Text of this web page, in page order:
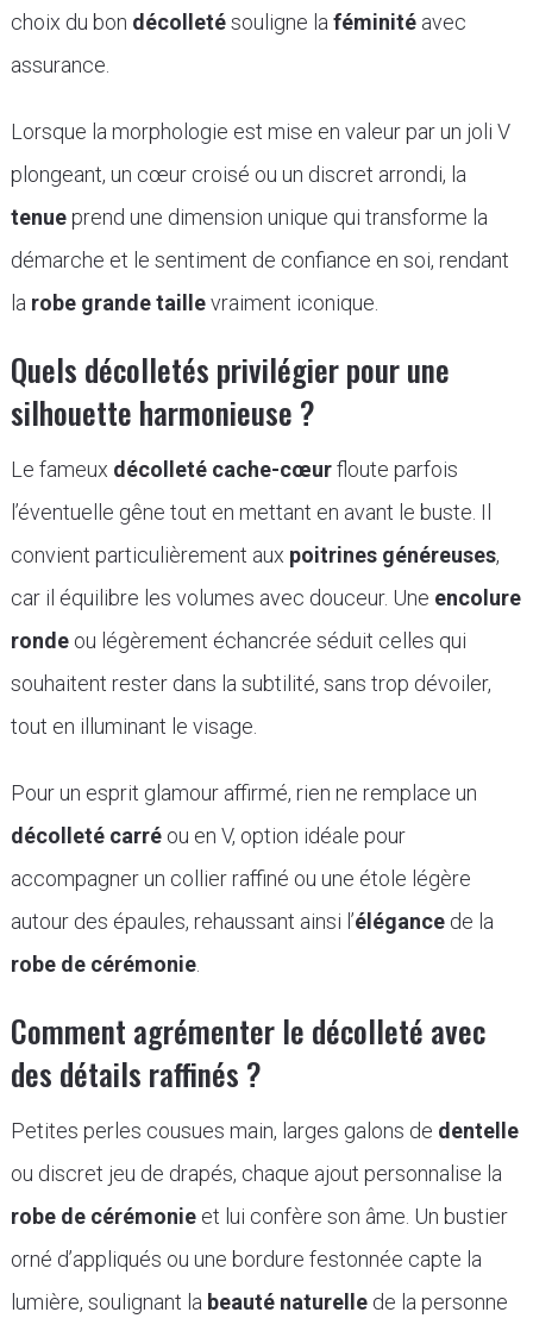
choix du bon décolletésouligne la féminitéavec
assurance.
Lorsque la morphologie est mise en valeur par un joli V
plongeant, un cœur croisé ou un discret arrondi, la
tenueprend une dimension unique qui transforme la
démarche et le sentiment de confiance en soi, rendant
la robe grande taillevraiment iconique.
Quels décolletés privilégier pour une
silhouette harmonieuse ?
Le fameux décolleté cache-cœurfloute parfois
l’éventuelle gêne tout en mettant en avant le buste. Il
convient particulièrement aux poitrines généreuses,
car il équilibre les volumes avec douceur. Une encolure
rondeou légèrement échancrée séduit celles qui
souhaitent rester dans la subtilité, sans trop dévoiler,
tout en illuminant le visage.
Pour un esprit glamour affirmé, rien ne remplace un
décolleté carréou en V, option idéale pour
accompagner un collier raffiné ou une étole légère
autour des épaules, rehaussant ainsi l’élégancede la
robe de cérémonie.
Comment agrémenter le décolleté avec
des détails raffinés ?
Petites perles cousues main, larges galons de dentelle
ou discret jeu de drapés, chaque ajout personnalise la
robe de cérémonieet lui confère son âme. Un bustier
orné d’appliqués ou une bordure festonnée capte la
lumière, soulignant la beauté naturellede la personne